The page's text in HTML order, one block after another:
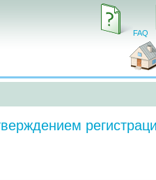
FAQ